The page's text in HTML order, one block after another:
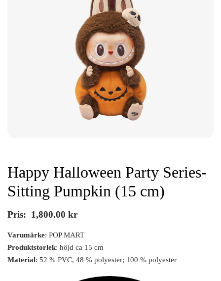
Happy Halloween Party Series-
Sitting Pumpkin (15 cm)
Pris: 1,800.00 kr
Varumärke: POP MART
Produktstorlek: höjd ca 15 cm
Material: 52 % PVC, 48 % polyester; 100 % polyester